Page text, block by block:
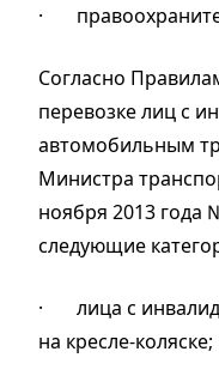
·
Согласно
перевозке лиц с
автомобильным
Министра
ноября 2013 года
следующие
· лица с
на кресле-коляске;